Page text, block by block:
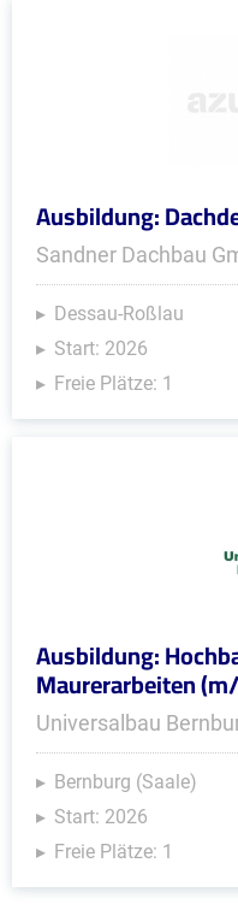
Ausbildung:
Sandner Dachbau
Dessau-Roßlau
Start: 2026
Freie Plätze: 1
Ausbildung:
Maurerarbeiten
Universalbau
Bernburg (Saale)
Start: 2026
Freie Plätze: 1